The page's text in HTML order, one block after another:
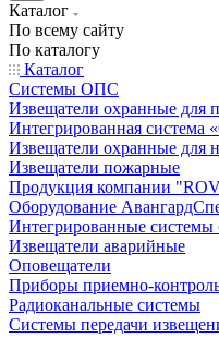
Каталог
По всему сайту
По каталогу
Каталог
Системы ОПС
Извещатели охранные для
Интегрированная
Извещатели охранные для
Извещатели пожарные
Продукция компании
Оборудование
Интегрированные системы
Извещатели аварийные
Оповещатели
Приборы приемно-
Радиоканальные системы
Системы передачи